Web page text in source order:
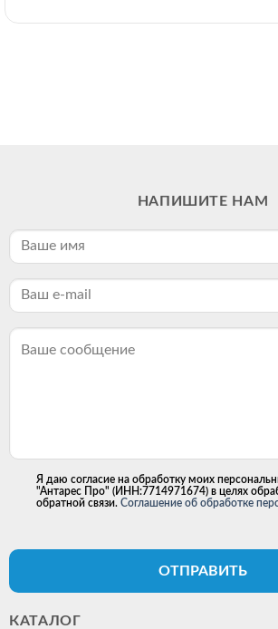
НАПИШИТЕ НАМ
Я даю согласие на обработку моих
"Антарес Про" (ИНН:7714971674) в целях
обратной связи. Соглашение об обработке
ОТПРАВИТЬ
КАТАЛОГ